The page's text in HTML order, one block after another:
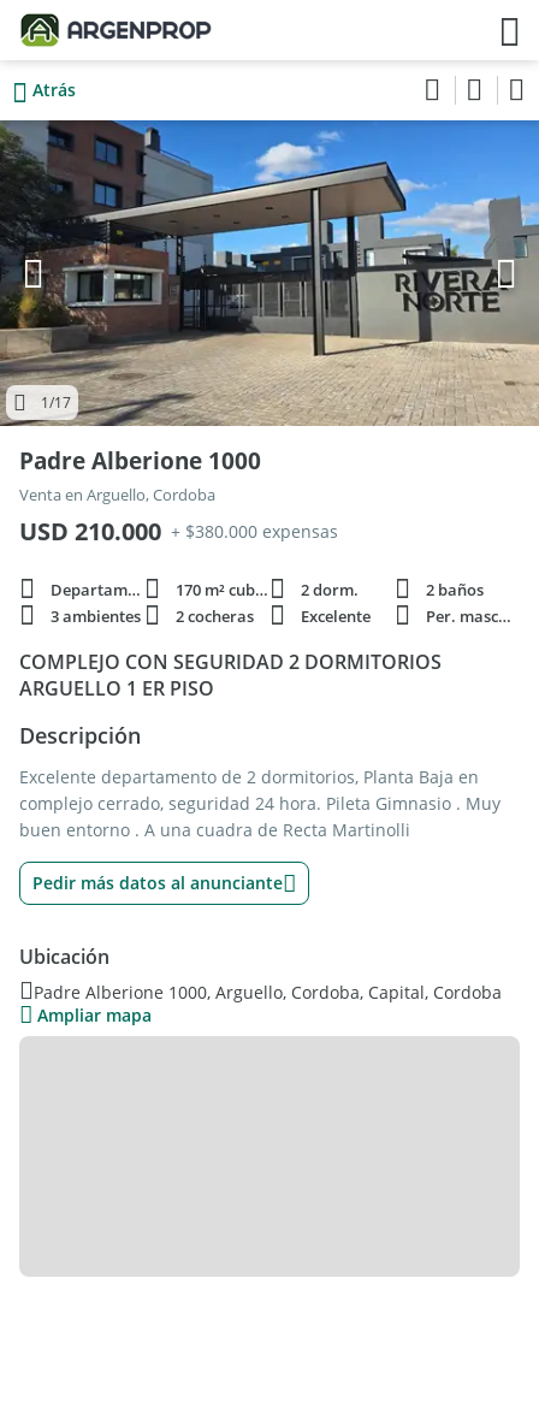
Atrás
1/17
Padre Alberione 1000
Venta en Arguello, Cordoba
USD 210.000 + $380.000 expensas
Departamento 170 m² cubie. 2 dorm.
2 baños
3 ambientes
2 cocheras Excelente Per. mascota
COMPLEJO CON SEGURIDAD 2 DORMITORIOS
ARGUELLO 1 ER PISO
Descripción
Excelente departamento de 2 dormitorios, Planta Baja en
complejo cerrado, seguridad 24 hora. Pileta Gimnasio . Muy
buen entorno . A una cuadra de Recta Martinolli
Pedir más datos al anunciante
Ubicación
Padre Alberione 1000, Arguello, Cordoba, Capital, Cordoba
Ampliar mapa